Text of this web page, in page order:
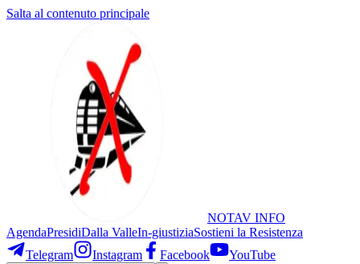
Salta al contenuto principale
NOTAV INFO
AgendaPresidiDalla ValleIn-giustiziaSostieni la Resistenza
Telegram
Instagram Facebook YouTube